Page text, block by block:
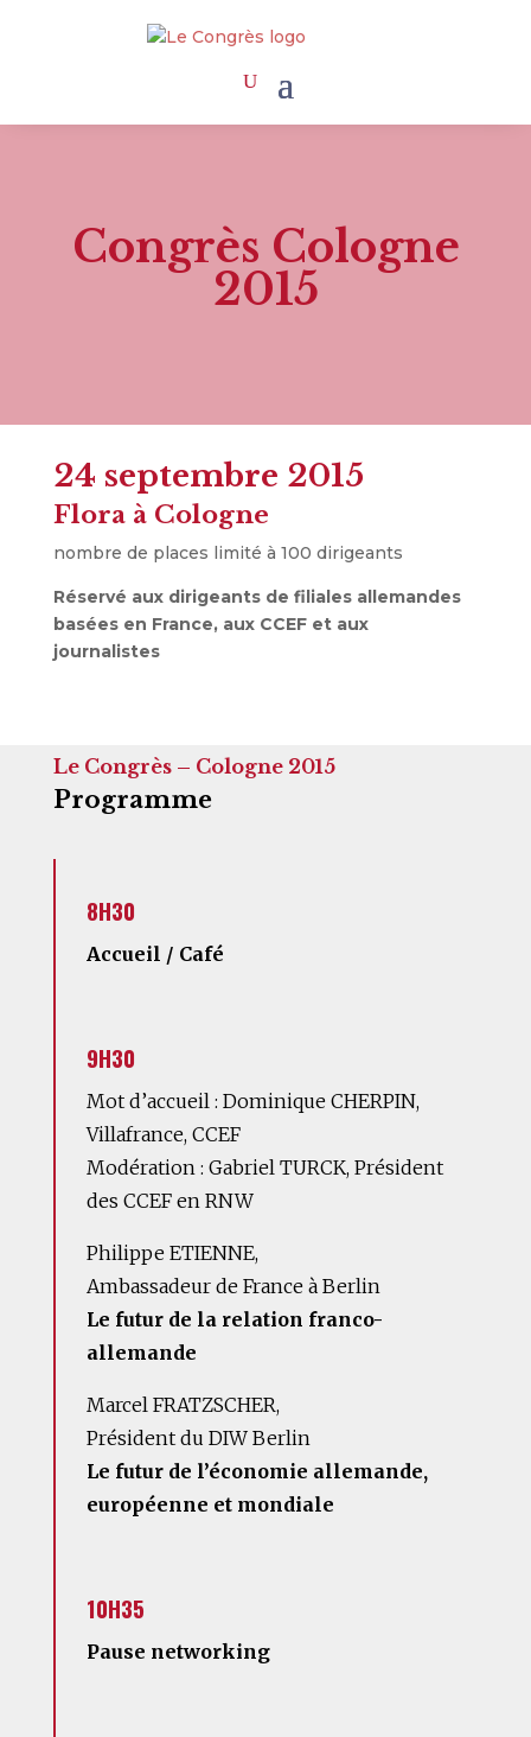
Congrès Cologne
2015
24 septembre 2015
Flora à Cologne
nombre de places limité à 100 dirigeants
Réservé aux dirigeants de filiales allemandes
basées en France, aux CCEF et aux
journalistes
Le Congrès – Cologne 2015
Programme
8H30
Accueil / Café
9H30
Mot d’accueil : Dominique CHERPIN,
Villafrance, CCEF
Modération : Gabriel TURCK, Président
des CCEF en RNW
Philippe ETIENNE,
Ambassadeur de France à Berlin
Le futur de la relation franco-
allemande
Marcel FRATZSCHER,
Président du DIW Berlin
Le futur de l’économie allemande,
européenne et mondiale
10H35
Pause networking